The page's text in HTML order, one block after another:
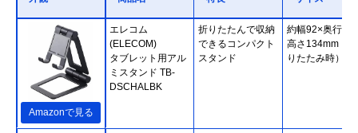
Amazonで見る
エレコム
(ELECOM)
タブレット用アル
ミスタンド TB-
DSCHALBK
折りたたんで収納
できるコンパクト
スタンド
約幅92×奥行
高さ134mm（折
りたたみ時）